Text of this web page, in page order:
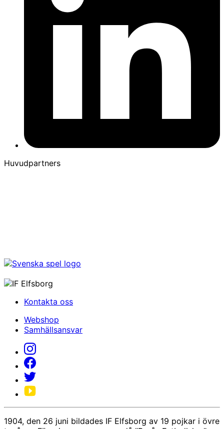
Huvudpartners
Kontakta oss
Webshop
Samhällsansvar
1904, den 26 juni bildades IF Elfsborg av 19 pojkar i övre